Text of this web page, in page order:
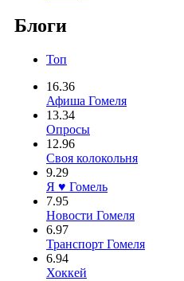
Блоги
Топ
16.36
Афиша Гомеля
13.34
Опросы
12.96
Своя колокольня
9.29
Я ♥ Гомель
7.95
Новости Гомеля
6.97
Транспорт Гомеля
6.94
Хоккей